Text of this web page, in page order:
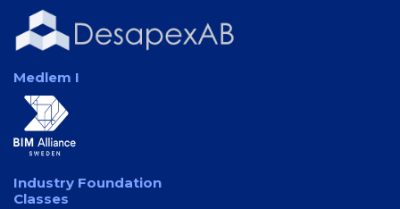
Medlem I
Industry Foundation
Classes